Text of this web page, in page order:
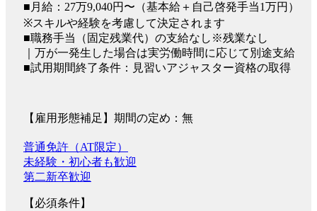
■月給：27万9,040円〜（基本給＋自己啓発手当1万円）
※スキルや経験を考慮して決定されます
■職務手当（固定残業代）の支給なし※残業なし
｜万が一発生した場合は実労働時間に応じて別途支給
■試用期間終了条件：見習いアジャスター資格の取得
【雇用形態補足】期間の定め：無
普通免許（AT限定）
未経験・初心者も歓迎
第二新卒歓迎
【必須条件】